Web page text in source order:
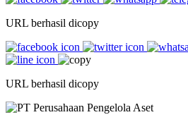
URL berhasil dicopy
URL berhasil dicopy